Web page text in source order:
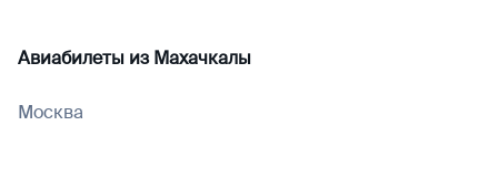
Авиабилеты изМахачкалы
Москва